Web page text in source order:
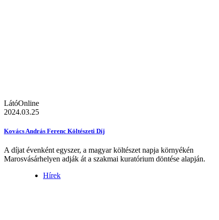
LátóOnline
2024.03.25
Kovács András Ferenc Költészeti Díj
A díjat évenként egyszer, a magyar költészet napja környékén
Marosvásárhelyen adják át a szakmai kuratórium döntése alapján.
Hírek